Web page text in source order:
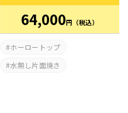
64,000円 （税込）
ホーロートップ
水無し片面焼き